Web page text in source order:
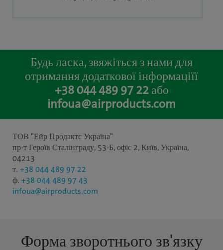
Будь ласка, звяжіться з нами для
отримання додаткової інформаціїї
+38 044 489 97 22або
infoua@airproducts.com
ТОВ "Ейр Продактс Україна"
пр-т Героїв Сталінграду, 53-Б, офіс 2, Київ, Україна,
04213
т. +38 044 489 97 22
ф. +38 044 489 97 43
infoua@airproducts.com
Форма зворотнього зв'язку